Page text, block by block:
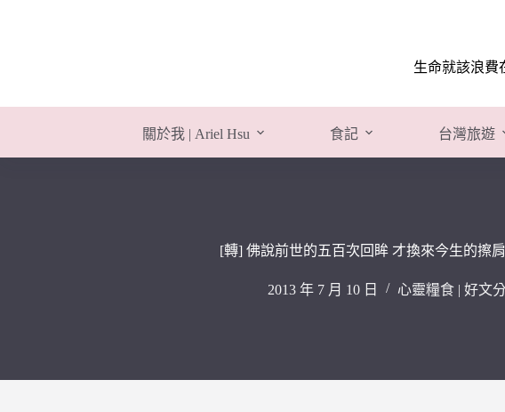
生命就該浪費
關於我 | Ariel Hsu 食記 台灣旅遊
[轉] 佛說前世的五百次回眸 才換來今生的擦
2013 年 7 月 10 日 心靈糧食 | 好文